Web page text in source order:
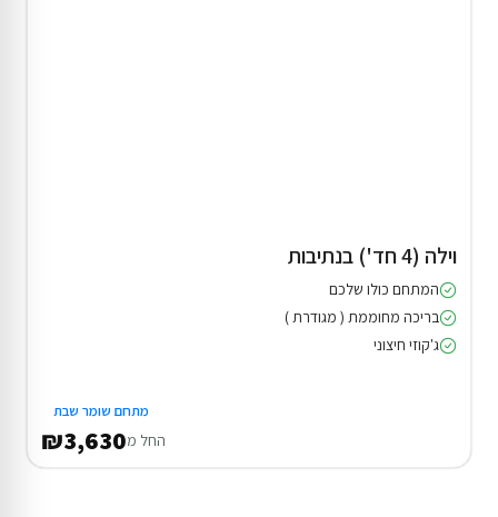
וילה (4 חד') בנתיבות
המתחם כולו שלכם
בריכה מחוממת ( מגודרת )
ג'קוזי חיצוני
מתחם שומר שבת
החל מ₪3,630